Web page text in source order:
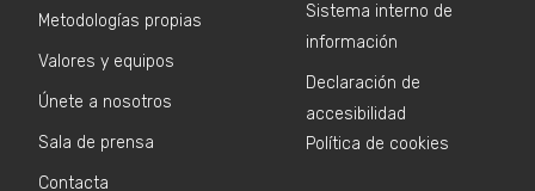
Metodologías propias
Valores y equipos
Únete a nosotros
Sala de prensa
Contacta
Sistema interno de
información
Declaración de
accesibilidad
Política de cookies